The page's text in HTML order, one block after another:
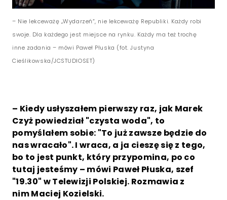
– Nie lekceważę „Wydarzeń”, nie lekceważę Republiki. Każdy robi
swoje. Dla każdego jest miejsce na rynku. Każdy ma też trochę
inne zadania – mówi Paweł Płuska (fot. Justyna
Cieślikowska/JCSTUDIOSET)
– Kiedy usłyszałem pierwszy raz, jak Marek
Czyż powiedział "czysta woda", to
pomyślałem sobie: "To już zawsze będzie do
nas wracało". I wraca, a ja cieszę się z tego,
bo to jest punkt, który przypomina, po co
tutaj jesteśmy – mówi Paweł Płuska, szef
"19.30" w Telewizji Polskiej. Rozmawia z
nim Maciej Kozielski.